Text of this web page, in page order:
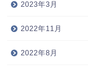
2023年3月
2022年11月
2022年8月